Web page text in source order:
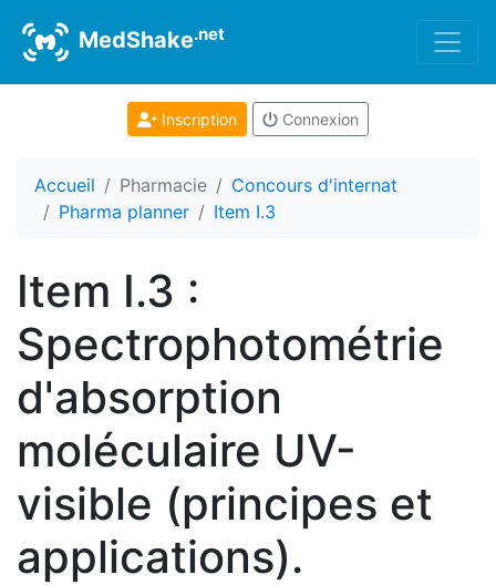
MedShake.net
Inscription Connexion
Accueil Pharmacie
Concours d'internat
Pharma planner
Item I.3
Item I.3 :
Spectrophotométrie
d'absorption
moléculaire UV-
visible (principes et
applications).